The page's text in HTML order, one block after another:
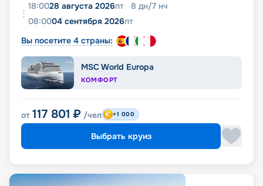
18:0028 августа 2026пт 8 дн/7 нч
08:0004 сентября 2026пт
Вы посетите 4 страны:
MSC World Europa
КОМФОРТ
от 117 801 ₽ /чел +1 000
Выбрать круиз